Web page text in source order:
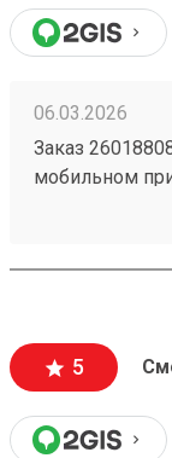
06.03.2026
Заказ
мобильном
сразу видна
делается и
бонусную
5